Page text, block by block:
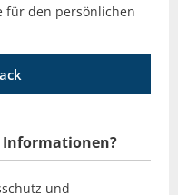
für den persönlichen
Informationen?
und